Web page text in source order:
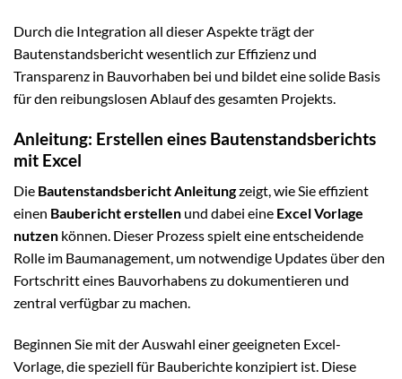
Durch die Integration all dieser Aspekte trägt der
Bautenstandsbericht wesentlich zur Effizienz und
Transparenz in Bauvorhaben bei und bildet eine solide Basis
für den reibungslosen Ablauf des gesamten Projekts.
Anleitung: Erstellen eines Bautenstandsberichts
mit Excel
Die Bautenstandsbericht Anleitungzeigt, wie Sie effizient
einen Baubericht erstellen und dabei eine Excel Vorlage
nutzen können. Dieser Prozess spielt eine entscheidende
Rolle im Baumanagement, um notwendige Updates über den
Fortschritt eines Bauvorhabens zu dokumentieren und
zentral verfügbar zu machen.
Beginnen Sie mit der Auswahl einer geeigneten Excel-
Vorlage, die speziell für Bauberichte konzipiert ist. Diese